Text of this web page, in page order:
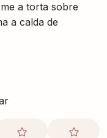
a torta sobre
a calda de